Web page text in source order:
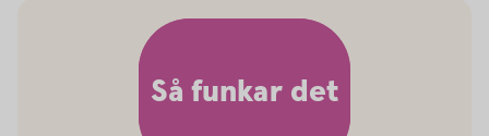
Så funkar det